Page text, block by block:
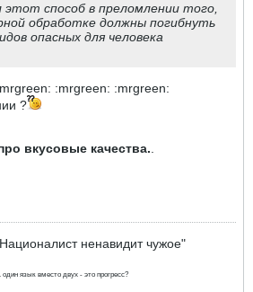
способ в преломлении того,
обработке должны погибнуть
опасных для человека
:mrgreen: :mrgreen:
?
вкусовые качества.
ненавидит чужое"
язык вместо двух - это прогресс?